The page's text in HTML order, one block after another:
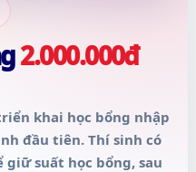
2.000.000đ
khai học bổng nhập
đầu tiên. Thí sinh có
suất học bổng, sau